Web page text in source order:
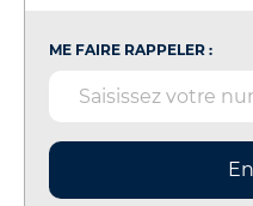
ME FAIRE RAPPELER :